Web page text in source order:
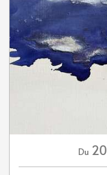
Du 20